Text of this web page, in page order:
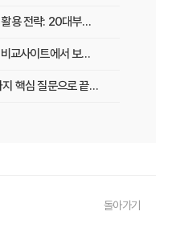
[나이별] 치아보험 비교사이트 활용 전략: 20대부터 60대까지 맞춤 가이드
임플란트 vs 브릿지, 치아보험 비교사이트에서 보장 범위 꼼꼼하게 확인하는 꿀팁
치아보험 비교사이트 선택, 3가지 핵심 질문으로 끝내기
돌아가기